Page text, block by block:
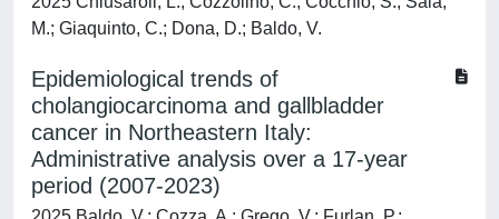
M.; Giaquinto, C.; Dona, D.; Baldo, V.
Epidemiological trends of
cholangiocarcinoma and gallbladder
cancer in Northeastern Italy:
Administrative analysis over a 17-year
period (2007-2023)